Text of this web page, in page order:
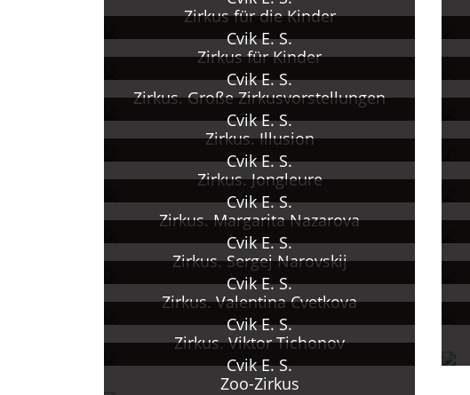
Zirkus für die Kinder
Cvik E. S.
Zirkus für Kinder
Cvik E. S.
Zirkus. Große Zirkusvorstellungen
Cvik E. S.
Zirkus. Illusion
Cvik E. S.
Zirkus. Jongleure
Cvik E. S.
Zirkus. Margarita Nazarova
Cvik E. S.
Zirkus. Sergej Narovskij
Cvik E. S.
Zirkus. Valentina Cvetkova
Cvik E. S.
Zirkus. Viktor Tichonov
Cvik E. S.
Zoo-Zirkus